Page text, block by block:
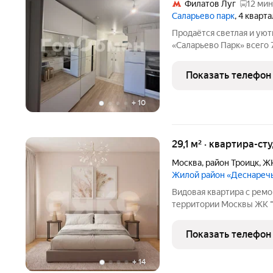
+ 10
Филатов Луг
12
Саларьево парк, 4
Продаётся светлая и
«Саларьево Парк» всего 7 минут пешком до метро Саларьево.
Встроенная мебель
соседи, комфортная и
Показать телефон
+14
29,1 м² · квартира-
Москва, район Троицк,
Жилой район
Видовая квартира с
территории Москвы ЖК
рядом водных
сеть
Показать телефон